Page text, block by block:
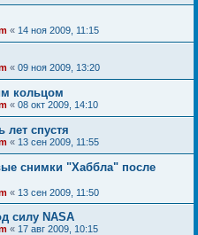
« 14 ноя 2009, 11:15
« 09 ноя 2009, 13:20
кольцом
« 08 окт 2009, 14:10
лет спустя
« 13 сен 2009, 11:55
снимки "Хаббла" после
« 13 сен 2009, 11:50
силу NASA
« 17 авг 2009, 10:15